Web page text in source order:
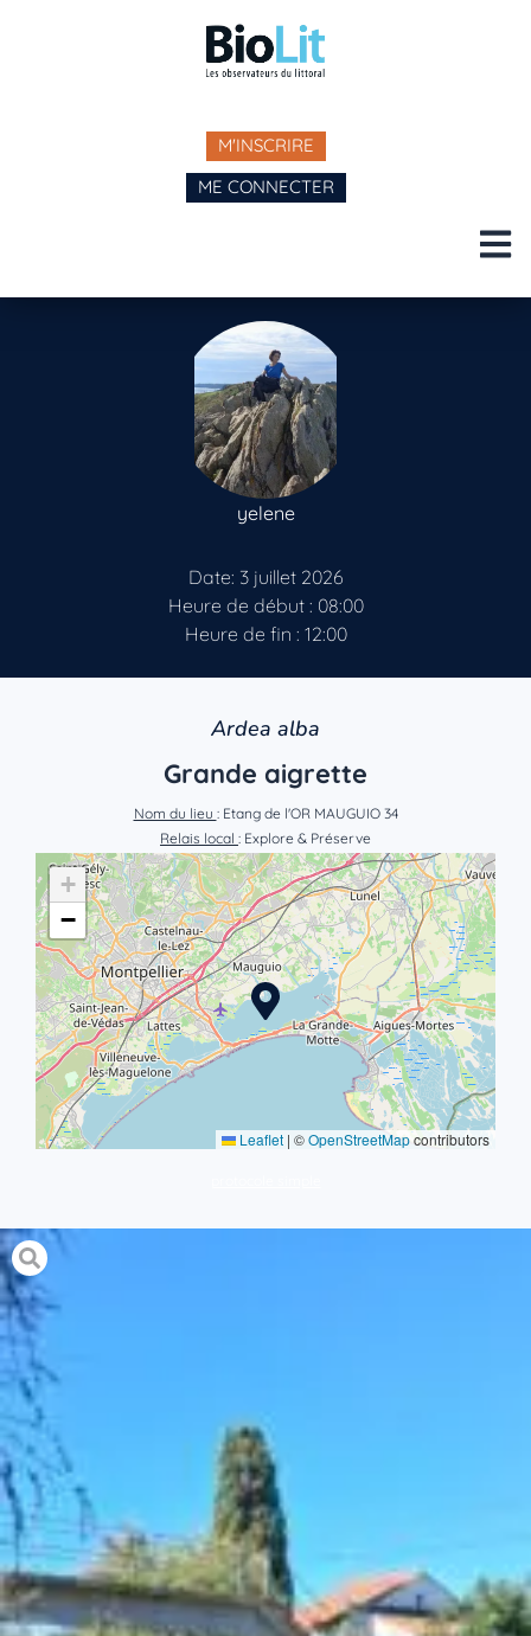
M'INSCRIRE
ME CONNECTER
yelene
Date: 3 juillet 2026
Heure de début : 08:00
Heure de fin : 12:00
Ardea alba
Grande aigrette
Nom du lieu : Etang de l'OR MAUGUIO 34
Relais local : Explore & Préserve
+
−
Leaflet | ©OpenStreetMapcontributors